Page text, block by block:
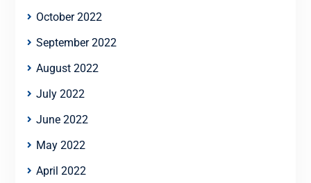
October 2022
September 2022
August 2022
July 2022
June 2022
May 2022
April 2022